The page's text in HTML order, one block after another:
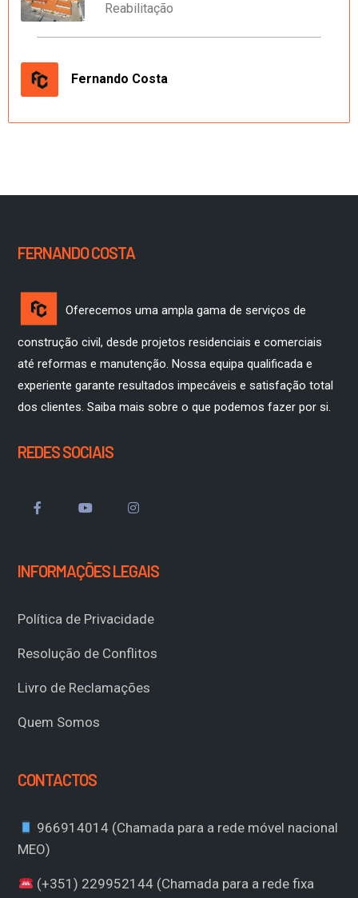
Reabilitação
Fernando Costa
FERNANDO COSTA
Oferecemos uma ampla gama de serviços de
construção civil, desde projetos residenciais e comerciais
até reformas e manutenção. Nossa equipa qualificada e
experiente garante resultados impecáveis e satisfação total
dos clientes. Saiba mais sobre o que podemos fazer por si.
REDES SOCIAIS
INFORMAÇÕES LEGAIS
Política de Privacidade
Resolução de Conflitos
Livro de Reclamações
Quem Somos
CONTACTOS
966914014 (Chamada para a rede móvel nacional
MEO)
(+351) 229952144 (Chamada para a rede fixa